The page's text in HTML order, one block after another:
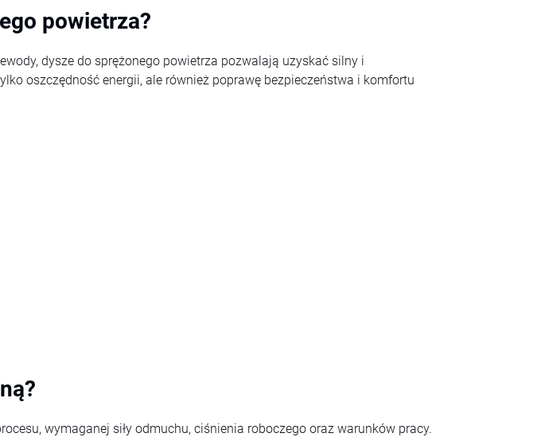
powietrza?
dysze do sprężonego powietrza pozwalają uzyskać silny i
oszczędność energii, ale również poprawę bezpieczeństwa i komfortu
wymaganej siły odmuchu, ciśnienia roboczego oraz warunków pracy.